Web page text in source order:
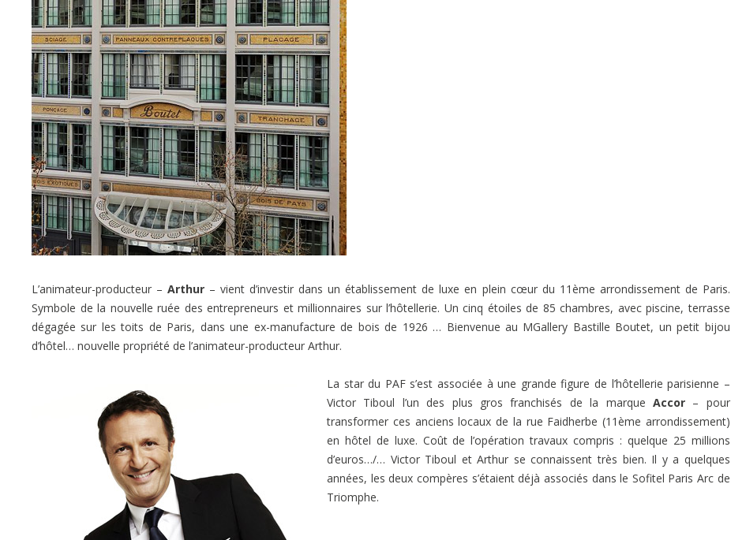
L’animateur-producteur –Arthur – vient d’investir dans un établissement de luxe en plein cœur du 11ème arrondissement de Paris.
Symbole de la nouvelle ruée des entrepreneurs et millionnaires sur l’hôtellerie. Un cinq étoiles de 85 chambres, avec piscine, terrasse
dégagée sur les toits de Paris, dans une ex-manufacture de bois de 1926 … Bienvenue au MGallery Bastille Boutet, un petit bijou
d’hôtel… nouvelle propriété de l’animateur-producteur Arthur.
La star du PAF s’est associée à une grande figure de l’hôtellerie parisienne –
Victor Tiboul l’un des plus gros franchisés de la marque Accor – pour
transformer ces anciens locaux de la rue Faidherbe (11ème arrondissement)
en hôtel de luxe. Coût de l’opération travaux compris : quelque 25 millions
d’euros…/… Victor Tiboul et Arthur se connaissent très bien. Il y a quelques
années, les deux compères s’étaient déjà associés dans le Sofitel Paris Arc de
Triomphe.